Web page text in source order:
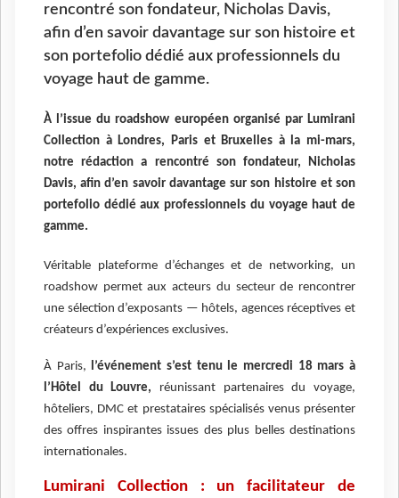
rencontré son fondateur, Nicholas Davis,
afin d’en savoir davantage sur son histoire et
son portefolio dédié aux professionnels du
voyage haut de gamme.
À l’issue du roadshow européen organisé par Lumirani
Collection à Londres, Paris et Bruxelles à la mi-mars,
notre rédaction a rencontré son fondateur, Nicholas
Davis, afin d’en savoir davantage sur son histoire et son
portefolio dédié aux professionnels du voyage haut de
gamme.
Véritable plateforme d’échanges et de networking, un
roadshow permet aux acteurs du secteur de rencontrer
une sélection d’exposants — hôtels, agences réceptives et
créateurs d’expériences exclusives.
À Paris,
l’événement s’est tenu le mercredi 18 mars à
l’Hôtel du Louvre, réunissant partenaires du voyage,
hôteliers, DMC et prestataires spécialisés venus présenter
des offres inspirantes issues des plus belles destinations
internationales.
Lumirani Collection : un facilitateur de